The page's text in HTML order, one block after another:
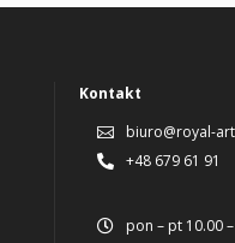
Kontakt
 biuro@royal-
 +48 679 61 91
 pon – pt 10.00